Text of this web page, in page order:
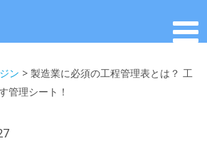
ン > 製造業に必須の工程管理表とは？ 工
管理シート！